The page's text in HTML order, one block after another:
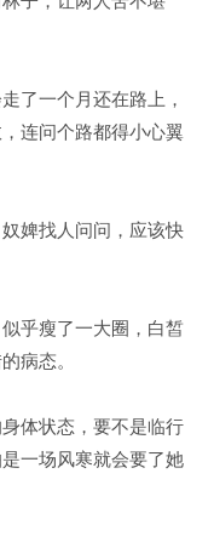
了一个月还在路上，
连问个路都得小心翼
婢找人问问，应该快
乎瘦了一大圈，白皙
病态。
体状态，要不是临行
一场风寒就会要了她